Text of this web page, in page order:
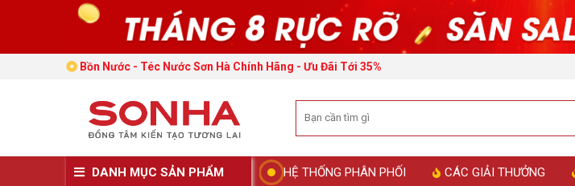
Bồn Nước - Téc Nước Sơn Hà Chính Hãng - Ưu Đãi Tới 35%
DANH MỤC SẢN PHẨM HỆ THỐNG PHÂN PHỐI CÁC GIẢI THƯỞNG